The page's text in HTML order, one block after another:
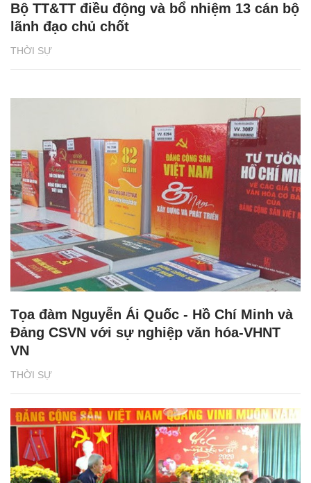
THỜI SỰ
Bộ TT&TT điều động và bổ nhiệm 13 cán bộ
lãnh đạo chủ chốt
THỜI SỰ
Tọa đàm Nguyễn Ái Quốc - Hồ Chí Minh và
Đảng CSVN với sự nghiệp văn hóa-VHNT
VN